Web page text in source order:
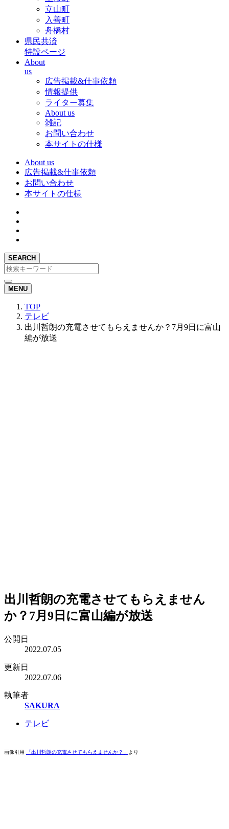
立山町
入善町
舟橋村
県民共済
特設ページ
About
us
広告掲載&仕事依頼
情報提供
ライター募集
About us
雑記
お問い合わせ
本サイトの仕様
About us
広告掲載&仕事依頼
お問い合わせ
本サイトの仕様
SEARCH
MENU
TOP
テレビ
出川哲朗の充電させてもらえませんか？7月9日に富山
編が放送
出川哲朗の充電させてもらえません
か？7月9日に富山編が放送
公開日
2022.07.05
更新日
2022.07.06
執筆者
SAKURA
テレビ
画像引用 「出川哲朗の充電させてもらえませんか？」 より